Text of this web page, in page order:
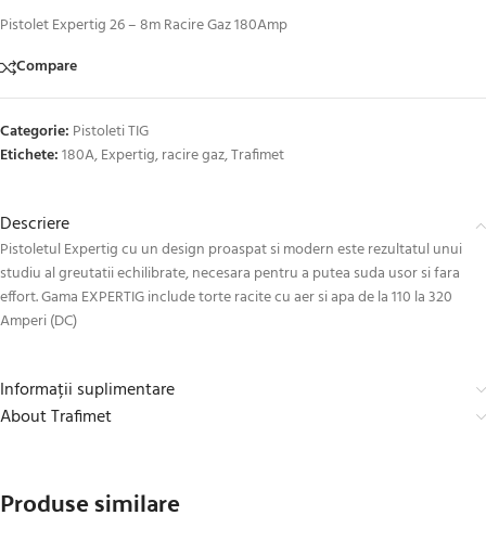
Pistolet Expertig 26 – 8m Racire Gaz 180Amp
Compare
Categorie: Pistoleti TIG
Etichete:180A,Expertig,racire gaz,Trafimet
Descriere
Pistoletul Expertig cu un design proaspat si modern este rezultatul unui
studiu al greutatii echilibrate, necesara pentru a putea suda usor si fara
effort. Gama EXPERTIG include torte racite cu aer si apa de la 110 la 320
Amperi (DC)
Informații suplimentare
About Trafimet
Produse similare